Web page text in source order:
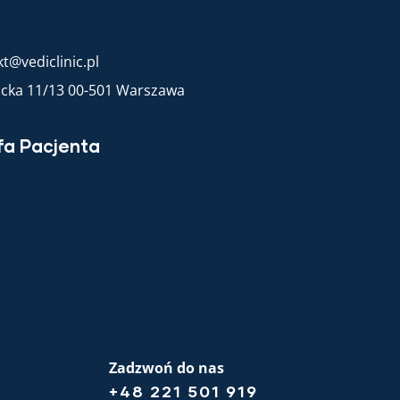
11/13 00-501 Warszawa
Pacjenta
Zadzwoń do nas
+48 221 501 919